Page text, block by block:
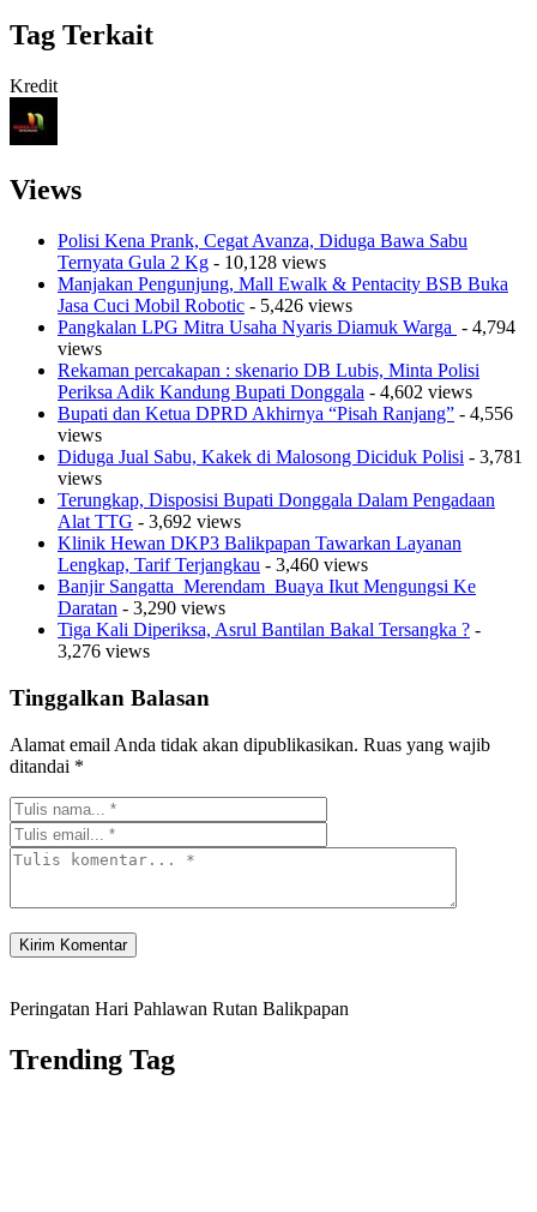
Tag Terkait
Kredit
Views
Polisi Kena Prank, Cegat Avanza, Diduga Bawa Sabu
Ternyata Gula 2 Kg - 10,128 views
Manjakan Pengunjung, Mall Ewalk & Pentacity BSB Buka
Jasa Cuci Mobil Robotic - 5,426 views
Pangkalan LPG Mitra Usaha Nyaris Diamuk Warga - 4,794
views
Rekaman percakapan : skenario DB Lubis, Minta Polisi
Periksa Adik Kandung Bupati Donggala - 4,602 views
Bupati dan Ketua DPRD Akhirnya “Pisah Ranjang” - 4,556
views
Diduga Jual Sabu, Kakek di Malosong Diciduk Polisi - 3,781
views
Terungkap, Disposisi Bupati Donggala Dalam Pengadaan
Alat TTG - 3,692 views
Klinik Hewan DKP3 Balikpapan Tawarkan Layanan
Lengkap, Tarif Terjangkau - 3,460 views
Banjir Sangatta Merendam Buaya Ikut Mengungsi Ke
Daratan - 3,290 views
Tiga Kali Diperiksa, Asrul Bantilan Bakal Tersangka ? -
3,276 views
Tinggalkan Balasan
Alamat email Anda tidak akan dipublikasikan. Ruas yang wajib
ditandai *
Peringatan Hari Pahlawan Rutan Balikpapan
Trending Tag